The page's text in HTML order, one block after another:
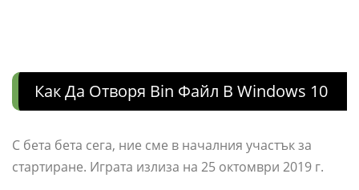
Как Да Отворя Bin Файл В Windows 10
С бета бета сега, ние сме в началния участък за
стартиране. Играта излиза на 25 октомври 2019 г.